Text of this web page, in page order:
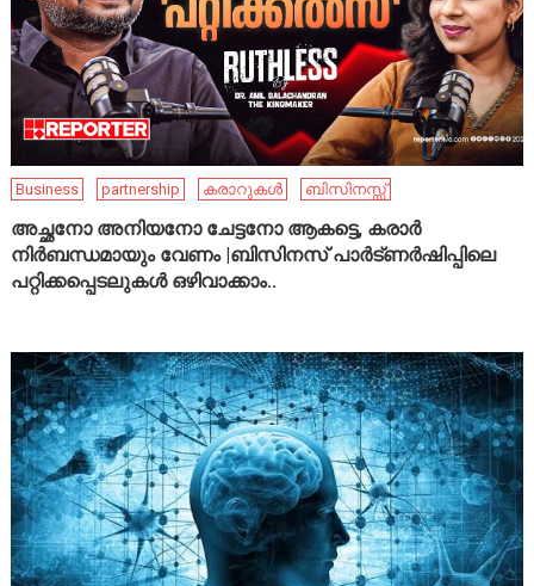
Business partnership കരാറുകൾ ബിസിനസ്സ്
അച്ഛനോ അനിയനോ ചേട്ടനോ ആകട്ടെ, കരാർ
നിർബന്ധമായും വേണം |ബിസിനസ് പാർട്ണർഷിപ്പിലെ
പറ്റിക്കപ്പെടലുകൾ ഒഴിവാക്കാം..